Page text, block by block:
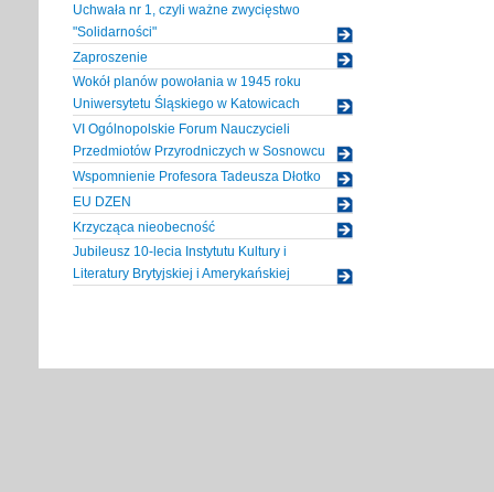
Uchwała nr 1, czyli ważne zwycięstwo
"Solidarności"
Zaproszenie
Wokół planów powołania w 1945 roku
Uniwersytetu Śląskiego w Katowicach
VI Ogólnopolskie Forum Nauczycieli
Przedmiotów Przyrodniczych w Sosnowcu
Wspomnienie Profesora Tadeusza Dłotko
EU DZEN
Krzycząca nieobecność
Jubileusz 10-lecia Instytutu Kultury i
Literatury Brytyjskiej i Amerykańskiej